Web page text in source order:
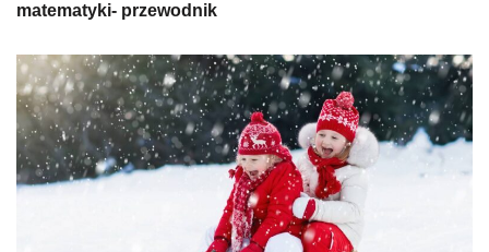
matematyki- przewodnik